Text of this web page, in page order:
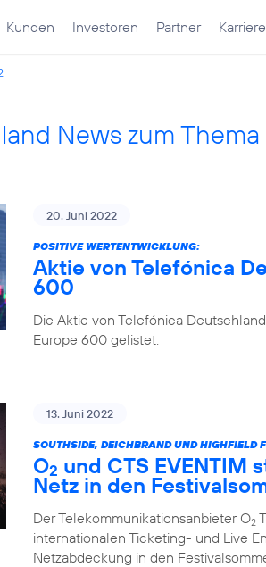
Kunden Investoren Partner Karriere
News zum
20. Juni 2022
POSITIVE WERTENTWICKLUNG:
Aktie von Telefónica
600
Die Aktie von Telefónica
Europe 600 gelistet.
13. Juni 2022
SOUTHSIDE, DEICHBRAND UND HIGHFIELD
O2 und CTS EVENTIM
Netz in den
Der Telekommunikationsanbieter O2
internationalen Ticketing- und Live
Netzabdeckung in den